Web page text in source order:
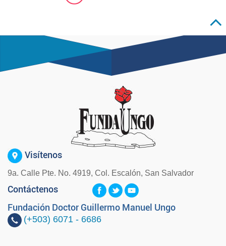
Visítenos
9a. Calle Pte. No. 4919, Col. Escalón, San Salvador
Contáctenos
Fundación Doctor Guillermo Manuel Ungo
(+503) 6071 - 6686